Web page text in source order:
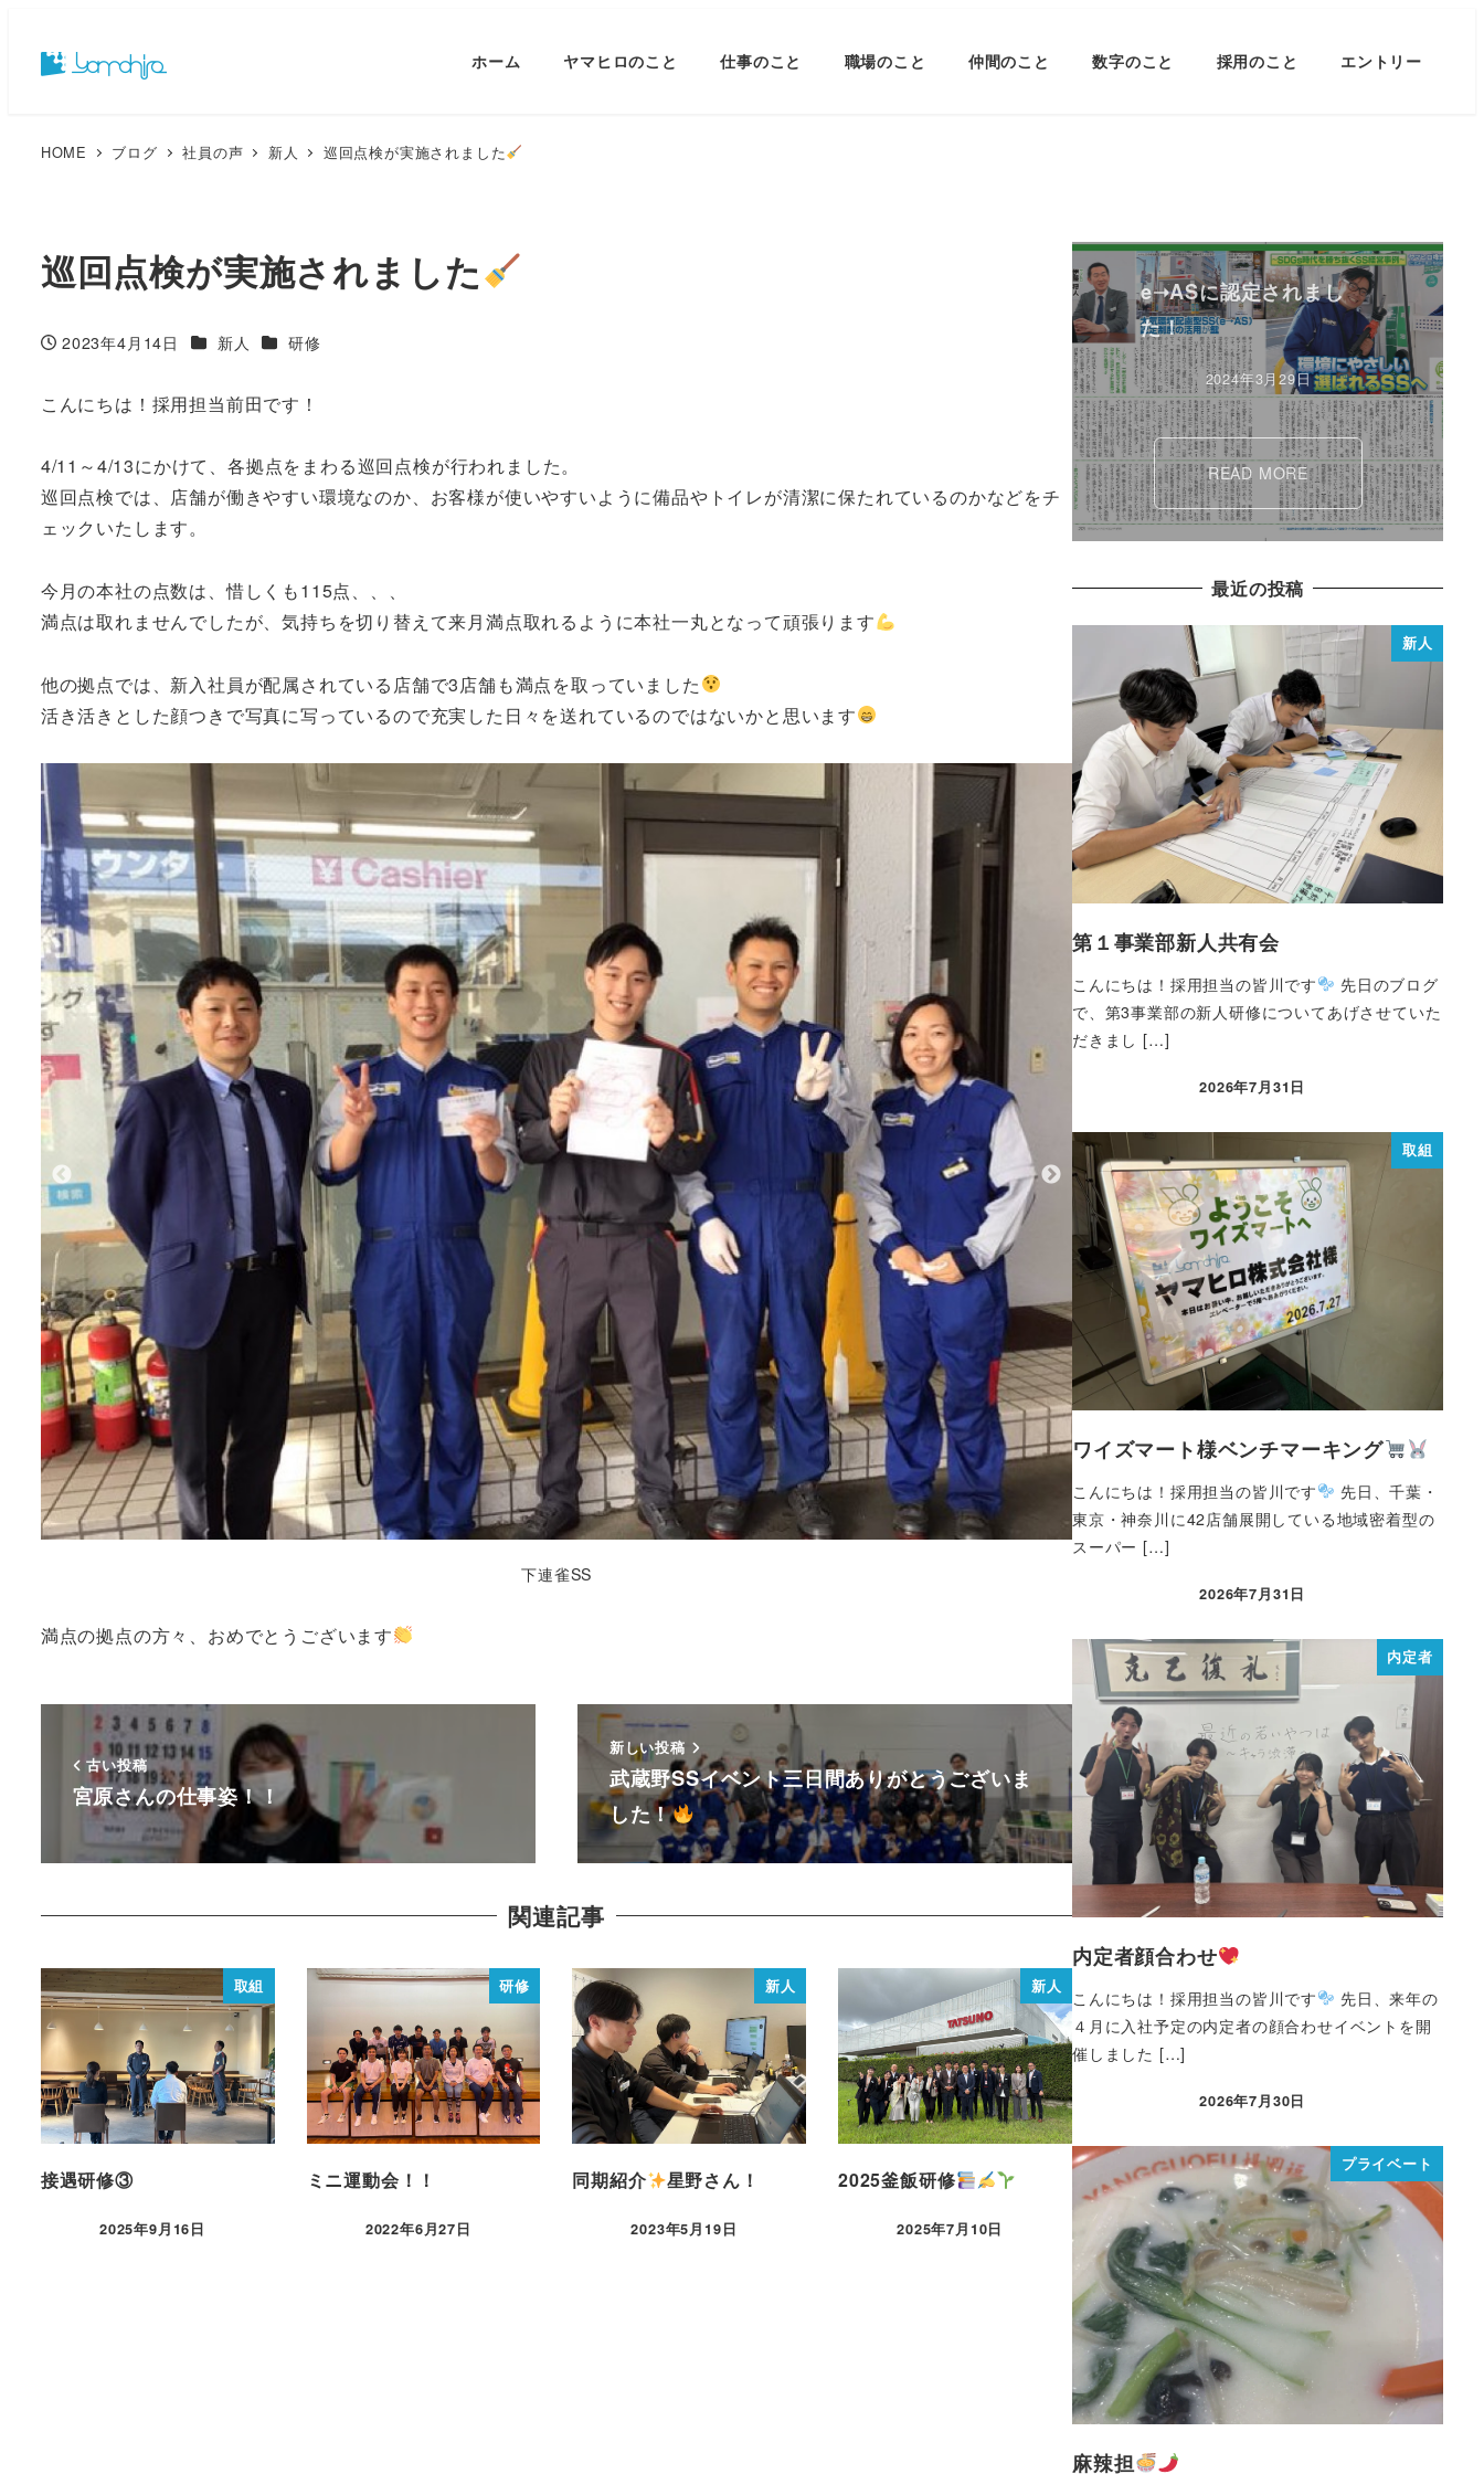
ホーム ヤマヒロのこと 仕事のこと 職場のこと 仲間のこと 数字のこと 採用のこと エントリー
HOME ブログ 社員の声 新人 巡回点検が実施されました
巡回点検が実施されました
投稿日
2023年4月14日 カテゴリー
新人 カテゴリー
研修
こんにちは！採用担当前田です！
4/11～4/13にかけて、各拠点をまわる巡回点検が行われました。
巡回点検では、店舗が働きやすい環境なのか、お客様が使いやすいように備品やトイレが清潔に保たれているのかなどをチ
ェックいたします。
今月の本社の点数は、惜しくも115点、、、
満点は取れませんでしたが、気持ちを切り替えて来月満点取れるように本社一丸となって頑張ります
他の拠点では、新入社員が配属されている店舗で3店舗も満点を取っていました
活き活きとした顔つきで写真に写っているので充実した日々を送れているのではないかと思います
下連雀SS
満点の拠点の方々、おめでとうございます
古い投稿
宮原さんの仕事姿！！
新しい投稿
武蔵野SSイベント三日間ありがとうございま
した！
関連記事
取組
接遇研修③
2025年9月16日
研修
ミニ運動会！！
2022年6月27日
新人
同期紹介 星野さん！
2023年5月19日
新人
2025釜飯研修
2025年7月10日
e➝ASに認定されまし
た！
2024年3月29日
READ MORE
最近の投稿
新人
第１事業部新人共有会
こんにちは！採用担当の皆川です
先日のブログ
で、第3事業部の新人研修についてあげさせていた
だきまし […]
2026年7月31日
取組
ワイズマート様ベンチマーキング
こんにちは！採用担当の皆川です
先日、千葉・
東京・神奈川に42店舗展開している地域密着型の
スーパー […]
2026年7月31日
内定者
内定者顔合わせ
こんにちは！採用担当の皆川です
先日、来年の
４月に入社予定の内定者の顔合わせイベントを開
催しました […]
2026年7月30日
プライベート
麻辣担